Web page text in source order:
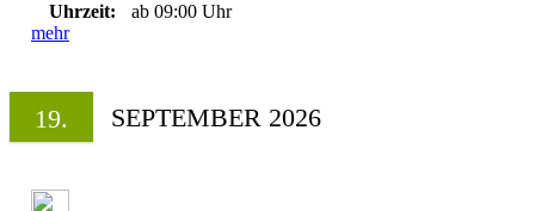
Uhrzeit:
ab 09:00 Uhr
mehr
19. SEPTEMBER 2026